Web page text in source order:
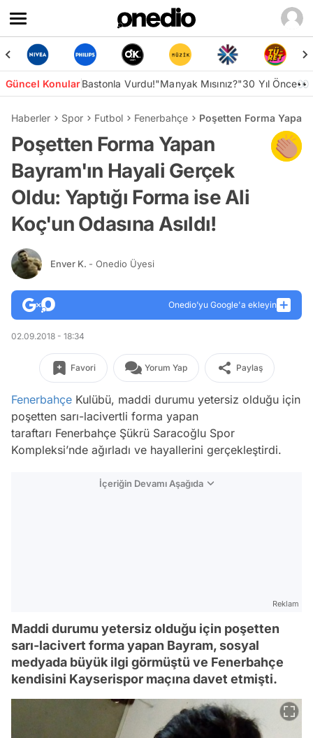
Güncel KonularBastonla Vurdu!"Manyak Mısınız?"30 Yıl Önce👀
Haberler Spor Futbol Fenerbahçe Poşetten Forma Yapan
Poşetten Forma Yapan
Bayram'ın Hayali Gerçek
Oldu: Yaptığı Forma ise Ali
Koç'un Odasına Asıldı!
Enver K. - Onedio Üyesi
Onedio’yu Google'a ekleyin
02.09.2018 - 18:34
Favori Yorum Yap Paylaş
Fenerbahçe Kulübü, maddi durumu yetersiz olduğu için
poşetten sarı-lacivertli forma yapan
taraftarı Fenerbahçe Şükrü Saracoğlu Spor
Kompleksi’nde ağırladı ve hayallerini gerçekleştirdi.
İçeriğin Devamı Aşağıda
Reklam
Maddi durumu yetersiz olduğu için poşetten
sarı-lacivert forma yapan Bayram, sosyal
medyada büyük ilgi görmüştü ve Fenerbahçe
kendisini Kayserispor maçına davet etmişti.